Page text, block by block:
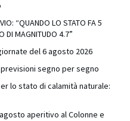
“QUANDO LO STATO FA 5
DI MAGNITUDO 4.7”
del 6 agosto 2026
segno per segno
lo stato di calamità naturale:
aperitivo al Colonne e